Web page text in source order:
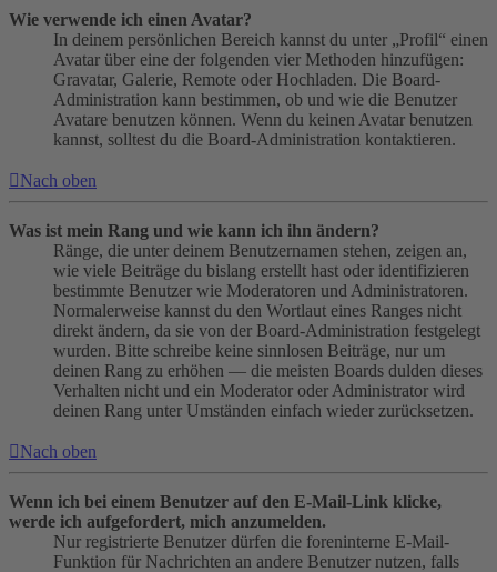
Wie verwende ich einen Avatar?
In deinem persönlichen Bereich kannst du unter „Profil“ einen
Avatar über eine der folgenden vier Methoden hinzufügen:
Gravatar, Galerie, Remote oder Hochladen. Die Board-
Administration kann bestimmen, ob und wie die Benutzer
Avatare benutzen können. Wenn du keinen Avatar benutzen
kannst, solltest du die Board-Administration kontaktieren.
Nach oben
Was ist mein Rang und wie kann ich ihn ändern?
Ränge, die unter deinem Benutzernamen stehen, zeigen an,
wie viele Beiträge du bislang erstellt hast oder identifizieren
bestimmte Benutzer wie Moderatoren und Administratoren.
Normalerweise kannst du den Wortlaut eines Ranges nicht
direkt ändern, da sie von der Board-Administration festgelegt
wurden. Bitte schreibe keine sinnlosen Beiträge, nur um
deinen Rang zu erhöhen — die meisten Boards dulden dieses
Verhalten nicht und ein Moderator oder Administrator wird
deinen Rang unter Umständen einfach wieder zurücksetzen.
Nach oben
Wenn ich bei einem Benutzer auf den E-Mail-Link klicke,
werde ich aufgefordert, mich anzumelden.
Nur registrierte Benutzer dürfen die foreninterne E-Mail-
Funktion für Nachrichten an andere Benutzer nutzen, falls